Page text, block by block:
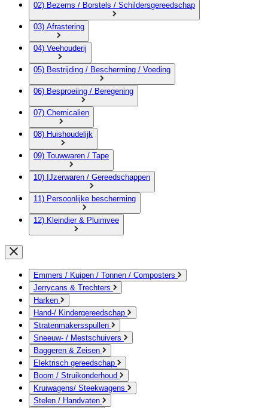
02) Bezems / Borstels / Schildersgereedschap
03) Afrastering
04) Veehouderij
05) Bestrijding / Bescherming / Voeding
06) Besproeiing / Beregening
07) Chemicalien
08) Huishoudelijk
09) Touwwaren / Tape
10) IJzerwaren / Gereedschappen
11) Persoonlijke bescherming
12) Kleindier & Pluimvee
Emmers / Kuipen / Tonnen / Composters
Jerrycans & Trechters
Harken
Hand-/ Kindergereedschap
Stratenmakersspullen
Sneeuw- / Mestschuivers
Baggeren & Zeisen
Elektrisch gereedschap
Boom / Struikonderhoud
Kruiwagens/ Steekwagens
Stelen / Handvaten